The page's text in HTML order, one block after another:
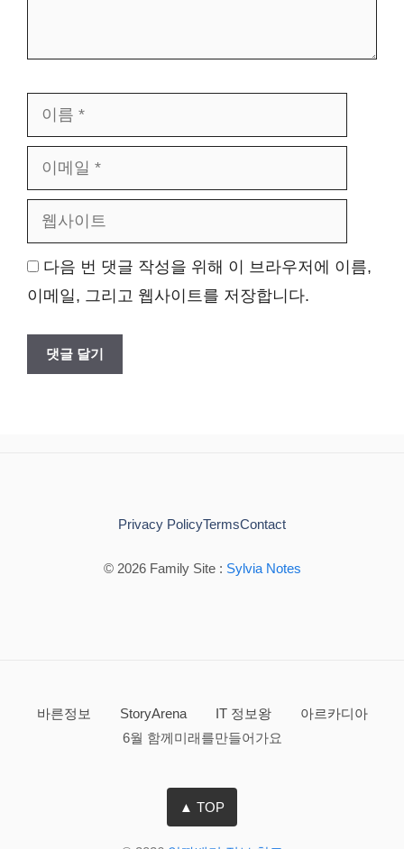
름
메
사
트
다음 번 댓글 작성을 위해 이 브라우저에 이름,
이메일, 그리고 웹사이트를 저장합니다.
© 2026 Family Site : Sylvia Notes
Privacy PolicyTermsContact
바른정보 StoryArena IT 정보왕
아르카디아
6월 함께미래를만들어가요
▲ TOP